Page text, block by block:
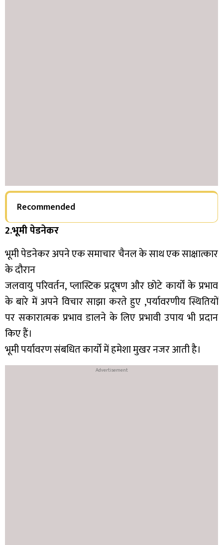
Recommended
2.भूमी पेडनेकर
भूमी पेडनेकर अपने एक समाचार चैनल के साथ एक साक्षात्कार
के दौरान
जलवायु परिवर्तन, प्लास्टिक प्रदूषण और छोटे कार्यों के प्रभाव
के बारे में अपने विचार साझा करते हुए ,पर्यावरणीय स्थितियों
पर सकारात्मक प्रभाव डालने के लिए प्रभावी उपाय भी प्रदान
किए हैं।
भूमी पर्यावरण संबधित कार्यो में हमेशा मुखर नजर आती है।